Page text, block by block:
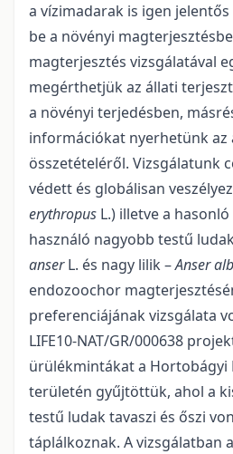
a vízimadarak is igen
be a növényi
magterjesztés vizsgálatával
megérthetjük az állati
a növényi terjedésben,
információkat nyerhetünk az
összetételéről. Vizsgálatunk
védett és globálisan
erythropus L.) illetve a
használó nagyobb testű
anserL. és nagy lilik –Anser
endozoochor
preferenciájának vizsgálata
LIFE10-NAT/GR/000638
ürülékmintákat a Hortobágyi
területén gyűjtöttük, ahol a
testű ludak tavaszi és őszi
táplálkoznak. A vizsgálatban